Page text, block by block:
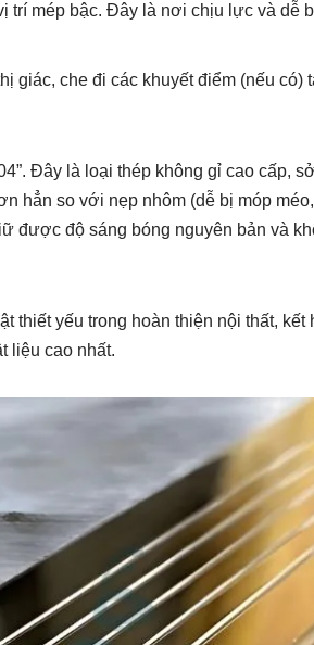
trí mép bậc. Đây là nơi chịu lực và dễ
giác, che đi các khuyết điểm (nếu có)
Đây là loại thép không gỉ cao cấp,
hẳn so với nẹp nhôm (dễ bị móp
được độ sáng bóng nguyên bản và
thiết yếu trong hoàn thiện nội thất,
liệu cao nhất.